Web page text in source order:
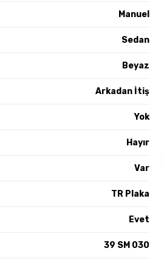
Manuel
Sedan
Beyaz
Arkadan İtiş
Yok
Hayır
Var
TR Plaka
Evet
39 SM 030